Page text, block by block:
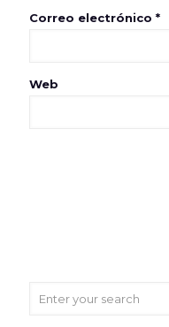
Correo electrónico *
Web